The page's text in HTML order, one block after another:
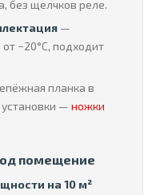
без щелчков реле.
—
−20°C, подходит
планка в
— ножки
помещение
на 10 м²